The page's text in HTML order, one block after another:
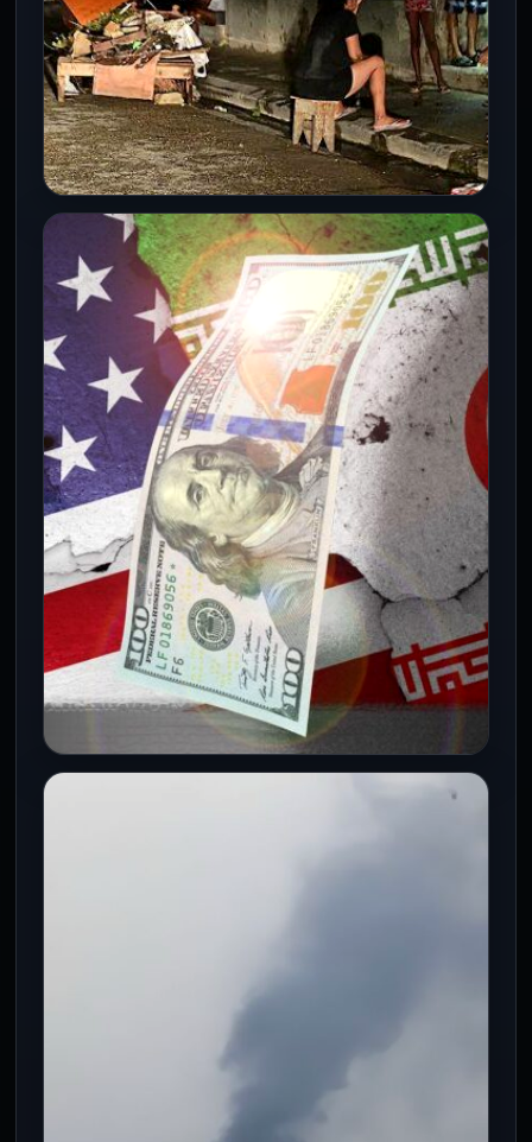
INTERNACIONALES
¡Colapso total! Cuba sufre un nuevo
apagón masivo que deja a millones
sin luz
16 Mar 2026
Cuba registró este lunes 16 de marzo una
desconexión total del Sistema Eléctrico
Nacional (SEN), marcando el sexto…
en municiones, revelando una cifra que…